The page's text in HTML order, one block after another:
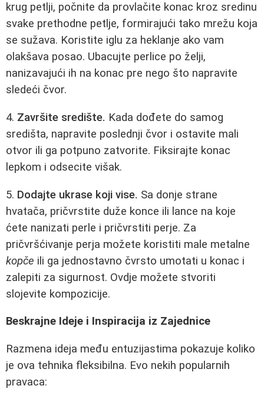
krug petlji, počnite da provlačite konac kroz sredinu
svake prethodne petlje, formirajući tako mrežu koja
se sužava. Koristite iglu za heklanje ako vam
olakšava posao. Ubacujte perlice po želji,
nanizavajući ih na konac pre nego što napravite
sledeći čvor.
4. Završite središte. Kada dođete do samog
središta, napravite poslednji čvor i ostavite mali
otvor ili ga potpuno zatvorite. Fiksirajte konac
lepkom i odsecite višak.
5. Dodajte ukrase koji vise. Sa donje strane
hvatača, pričvrstite duže konce ili lance na koje
ćete nanizati perle i pričvrstiti perje. Za
pričvršćivanje perja možete koristiti male metalne
kopče ili ga jednostavno čvrsto umotati u konac i
zalepiti za sigurnost. Ovdje možete stvoriti
slojevite kompozicije.
Beskrajne Ideje i Inspiracija iz Zajednice
Razmena ideja među entuzijastima pokazuje koliko
je ova tehnika fleksibilna. Evo nekih popularnih
pravaca: